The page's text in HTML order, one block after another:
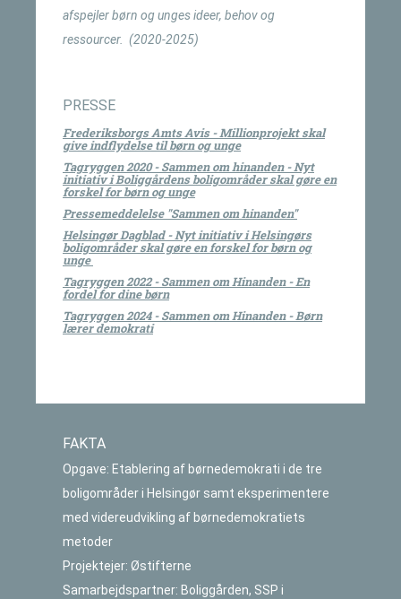
afspejler børn og unges ideer, behov og
ressourcer. (2020-2025)
PRESSE
Frederiksborgs Amts Avis - Millionprojekt skal
give indflydelse til børn og unge
Tagryggen 2020 - Sammen om hinanden - Nyt
initiativ i Boliggårdens boligområder skal gøre en
forskel for børn og unge
Pressemeddelelse "Sammen om hinanden"
Helsingør Dagblad - Nyt initiativ i Helsingørs
boligområder skal gøre en forskel for børn og
unge
Tagryggen 2022 - Sammen om Hinanden - En
fordel for dine børn
Tagryggen 2024 - Sammen om Hinanden - Børn
lærer demokrati
FAKTA
Opgave: Etablering af børnedemokrati i de tre
boligområder i Helsingør samt eksperimentere
med videreudvikling af børnedemokratiets
metoder
Projektejer: Østifterne
Samarbejdspartner: Boliggården, SSP i